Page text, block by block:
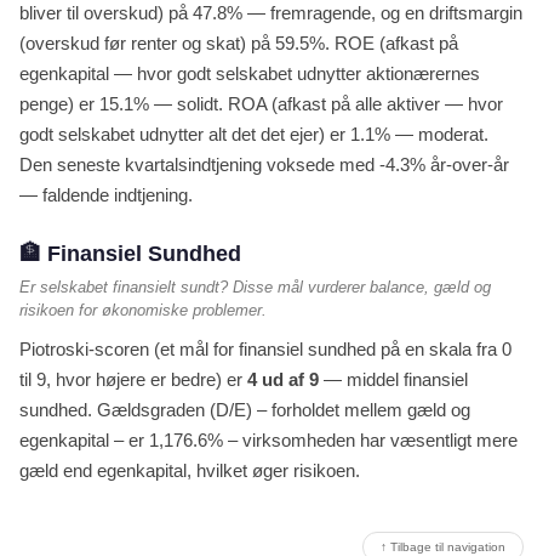
bliver til overskud) på 47.8% — fremragende, og en driftsmargin
(overskud før renter og skat) på 59.5%. ROE (afkast på
egenkapital — hvor godt selskabet udnytter aktionærernes
penge) er 15.1% — solidt. ROA (afkast på alle aktiver — hvor
godt selskabet udnytter alt det det ejer) er 1.1% — moderat.
Den seneste kvartalsindtjening voksede med -4.3% år-over-år
— faldende indtjening.
🏦 Finansiel Sundhed
Er selskabet finansielt sundt? Disse mål vurderer balance, gæld og
risikoen for økonomiske problemer.
Piotroski-scoren (et mål for finansiel sundhed på en skala fra 0
til 9, hvor højere er bedre) er 4 ud af 9 — middel finansiel
sundhed. Gældsgraden (D/E) – forholdet mellem gæld og
egenkapital – er 1,176.6% – virksomheden har væsentligt mere
gæld end egenkapital, hvilket øger risikoen.
↑ Tilbage til navigation